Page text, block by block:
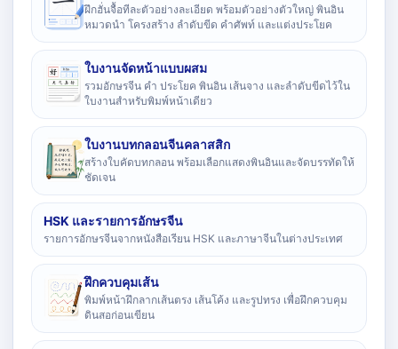
ฝึกฮั่นจื้อทีละตัวอย่างละเอียด พร้อมตัวอย่างตัวใหญ่ พินอิน
หมวดนำ โครงสร้าง ลำดับขีด คำศัพท์ และแต่งประโยค
ใบงานจัดหน้าแบบผสม
รวมอักษรจีน คำ ประโยค พินอิน เส้นจาง และลำดับขีดไว้ใน
ใบงานสำหรับพิมพ์หน้าเดียว
ใบงานบทกลอนจีนคลาสสิก
สร้างใบคัดบทกลอน พร้อมเลือกแสดงพินอินและจัดบรรทัดให้
ชัดเจน
HSK และรายการอักษรจีน
รายการอักษรจีนจากหนังสือเรียน HSK และภาษาจีนในต่างประเทศ
ฝึกควบคุมเส้น
พิมพ์หน้าฝึกลากเส้นตรง เส้นโค้ง และรูปทรง เพื่อฝึกควบคุม
ดินสอก่อนเขียน